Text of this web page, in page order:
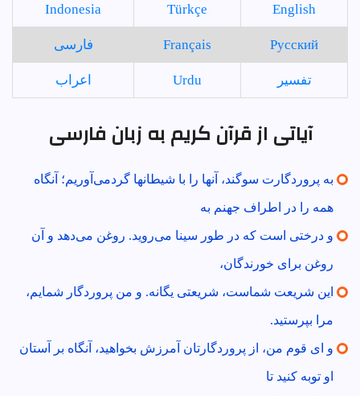
English
Türkçe
Indonesia
Русский
Français فارسی
تفسير Urdu اعراب
آیاتی از قرآن کریم به زبان فارسی
به پروردگارت سوگند، آنها را با شيطانها گردمى‌آوريم؛ آنگاه
همه را در اطراف جهنم به
و درختى است كه در طور سينا مى‌رويد. روغن مى‌دهد و آن
روغن براى خورندگان،
اين شريعت شماست، شريعتى يگانه. و من پروردگار شمايم،
مرا بپرستيد.
و اى قوم من، از پروردگارتان آمرزش بخواهيد، آنگاه بر آستان
او توبه كنيد تا